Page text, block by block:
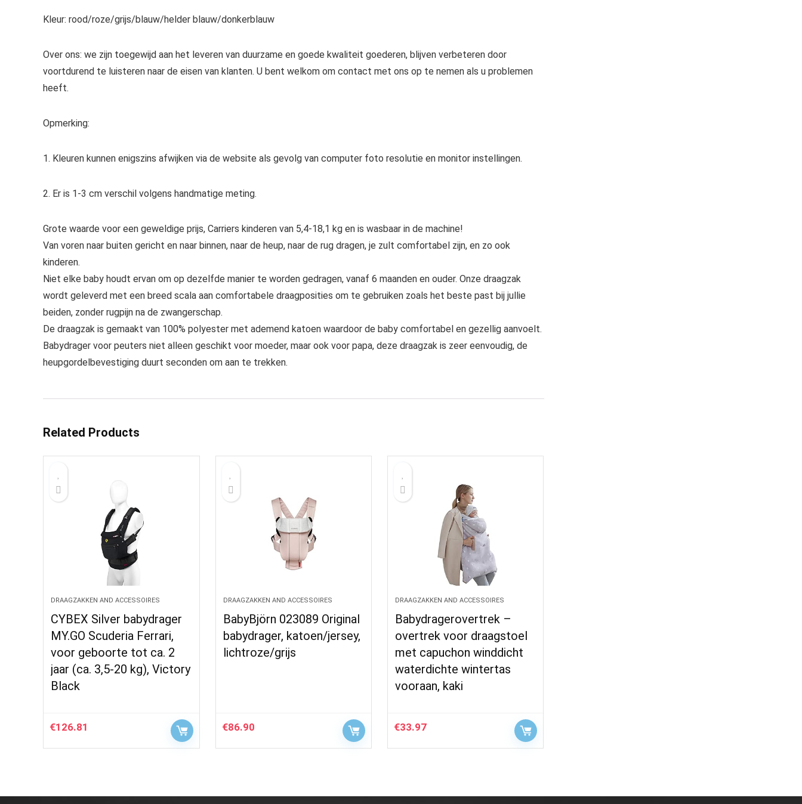
Kleur: rood/roze/grijs/blauw/helder blauw/donkerblauw
Over ons: we zijn toegewijd aan het leveren van duurzame en goede kwaliteit goederen, blijven verbeteren door
voortdurend te luisteren naar de eisen van klanten. U bent welkom om contact met ons op te nemen als u problemen
heeft.
Opmerking:
1. Kleuren kunnen enigszins afwijken via de website als gevolg van computer foto resolutie en monitor instellingen.
2. Er is 1-3 cm verschil volgens handmatige meting.
Grote waarde voor een geweldige prijs, Carriers kinderen van 5,4-18,1 kg en is wasbaar in de machine!
Van voren naar buiten gericht en naar binnen, naar de heup, naar de rug dragen, je zult comfortabel zijn, en zo ook
kinderen.
Niet elke baby houdt ervan om op dezelfde manier te worden gedragen, vanaf 6 maanden en ouder. Onze draagzak
wordt geleverd met een breed scala aan comfortabele draagposities om te gebruiken zoals het beste past bij jullie
beiden, zonder rugpijn na de zwangerschap.
De draagzak is gemaakt van 100% polyester met ademend katoen waardoor de baby comfortabel en gezellig aanvoelt.
Babydrager voor peuters niet alleen geschikt voor moeder, maar ook voor papa, deze draagzak is zeer eenvoudig, de
heupgordelbevestiging duurt seconden om aan te trekken.
Related Products
DRAAGZAKKEN AND ACCESSOIRES
CYBEX Silver babydrager
MY.GO Scuderia Ferrari,
voor geboorte tot ca. 2
jaar (ca. 3,5-20 kg), Victory
Black
€126.81
DRAAGZAKKEN AND ACCESSOIRES
BabyBjörn 023089 Original
babydrager, katoen/jersey,
lichtroze/grijs
€86.90
DRAAGZAKKEN AND ACCESSOIRES
Babydragerovertrek –
overtrek voor draagstoel
met capuchon winddicht
waterdichte wintertas
vooraan, kaki
€33.97